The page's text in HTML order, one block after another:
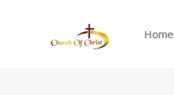
Home